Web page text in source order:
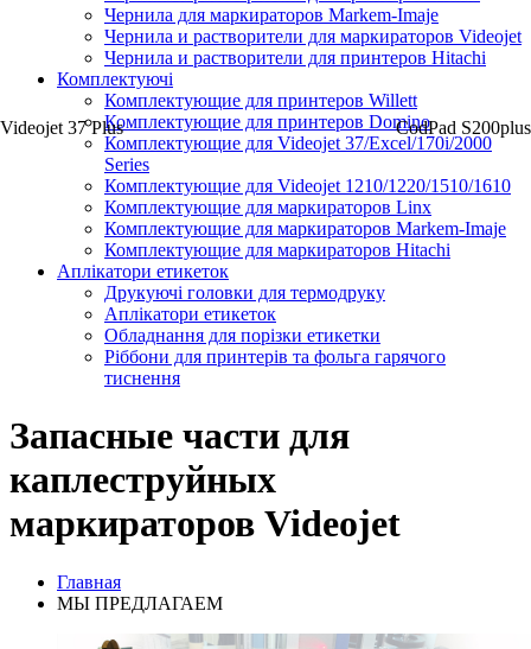
Чернила для маркираторов Markem-Imaje
Чернила и растворители для маркираторов Videojet
Чернила и растворители для принтеров Hitachi
Комплектуючі
Комплектующие для принтеров Willett
Комплектующие для принтеров Domino
Комплектующие для Videojet 37/Excel/170i/2000
Series
Комплектующие для Videojet 1210/1220/1510/1610
Комплектующие для маркираторов Linx
Комплектующие для маркираторов Markem-Imaje
Комплектующие для маркираторов Hitachi
Аплікатори етикеток
Друкуючі головки для термодруку
Аплікатори етикеток
Обладнання для порізки етикетки
Ріббони для принтерів та фольга гарячого
тиснення
Запасные части для
каплеструйных
маркираторов Videojet
Главная
МЫ ПРЕДЛАГАЕМ
Videojet 37 Plus CodPad S200plus